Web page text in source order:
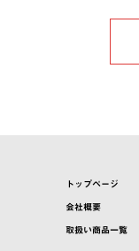
トップページ
会社概要
取扱い商品一覧